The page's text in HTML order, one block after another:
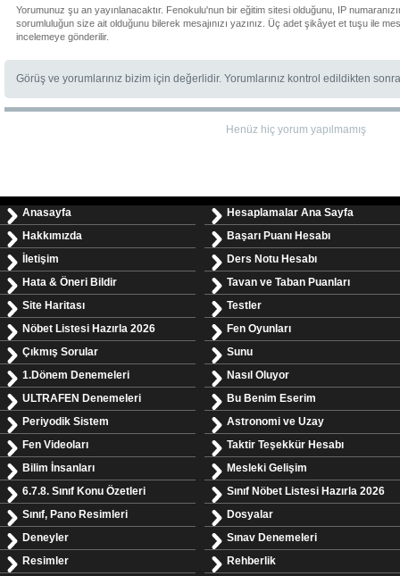
Yorumunuz şu an yayınlanacaktır. Fenokulu'nun bir eğitim sitesi olduğunu, IP
sorumluluğun size ait olduğunu bilerek mesajınızı yazınız. Üç adet şikâyet et tuşu ile
incelemeye gönderilir.
Görüş ve yorumlarınız bizim için değerlidir. Yorumlarınız kontrol edildikten
Henüz hiç yorum yapılmamış
Anasayfa
Hakkımızda
İletişim
Hata & Öneri Bildir
Site Haritası
Nöbet Listesi Hazırla 2026
Çıkmış Sorular
1.Dönem Denemeleri
ULTRAFEN Denemeleri
Periyodik Sistem
Fen Videoları
Bilim İnsanları
6.7.8. Sınıf Konu Özetleri
Sınıf, Pano Resimleri
Deneyler
Resimler
Hesaplamalar Ana Sayfa
Başarı Puanı Hesabı
Ders Notu Hesabı
Tavan ve Taban Puanları
Testler
Fen Oyunları
Sunu
Nasıl Oluyor
Bu Benim Eserim
Astronomi ve Uzay
Taktir Teşekkür Hesabı
Mesleki Gelişim
Sınıf Nöbet Listesi Hazırla 2026
Dosyalar
Sınav Denemeleri
Rehberlik